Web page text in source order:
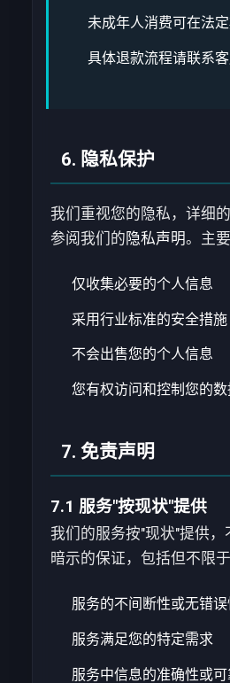
未成年人消费可在法
具体退款流程请联系
6. 隐私保护
我们重视您的隐私，详细
参阅我们的隐私声明。主
仅收集必要的个人信息
采用行业标准的安全措施
不会出售您的个人信息
您有权访问和控制您的
7. 免责声明
7.1 服务"按现状"提供
我们的服务按"现状"提供
暗示的保证，包括但不限于
服务的不间断性或无错误
服务满足您的特定需求
服务中信息的准确性或可